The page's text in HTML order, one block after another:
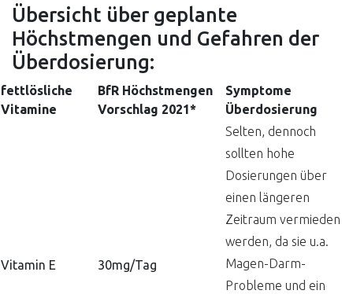
Übersicht über geplante
Höchstmengen und Gefahren der
Überdosierung:
fettlösliche
Vitamine
BfR Höchstmengen
Vorschlag 2021*
Symptome
Überdosierung
Vitamin E 30mg/Tag
Selten, dennoch
sollten hohe
Dosierungen über
einen längeren
Zeitraum vermieden
werden, da sie u.a.
Magen-Darm-
Probleme und ein